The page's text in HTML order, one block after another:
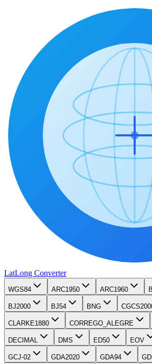
LatLong Converter
WGS84 ARC1950 ARC1960
BJ2000 BJ54 BNG
CLARKE1880 CORREGO_ALEGRE
DECIMAL DMS ED50 EOV
GCJ-02 GDA2020 GDA94